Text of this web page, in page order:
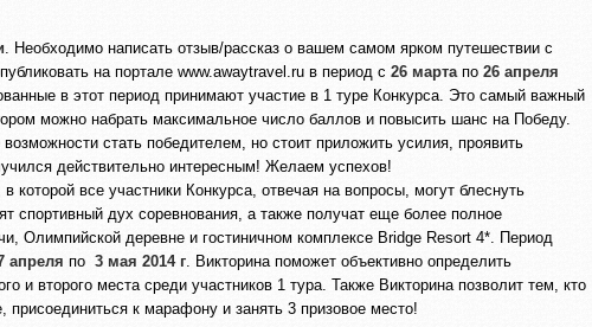
. Необходимо написать отзыв/рассказ о вашем самом ярком путешествии с
на портале www.awaytravel.ru в период с 26 мартапо 26 апреля
в этот период принимают участие в 1 туре Конкурса. Это самый важный
можно набрать максимальное число баллов и повысить шанс на Победу.
стать победителем, но стоит приложить усилия, проявить
действительно интересным! Желаем успехов!
в которой все участники Конкурса, отвечая на вопросы, могут блеснуть
спортивный дух соревнования, а также получат еще более полное
Олимпийской деревне и гостиничном комплексе Bridge Resort 4*. Период
апреля по 3 мая 2014 г. Викторина поможет объективно определить
и второго места среди участников 1 тура. Также Викторина позволит тем, кто
присоединиться к марафону и занять 3 призовое место!